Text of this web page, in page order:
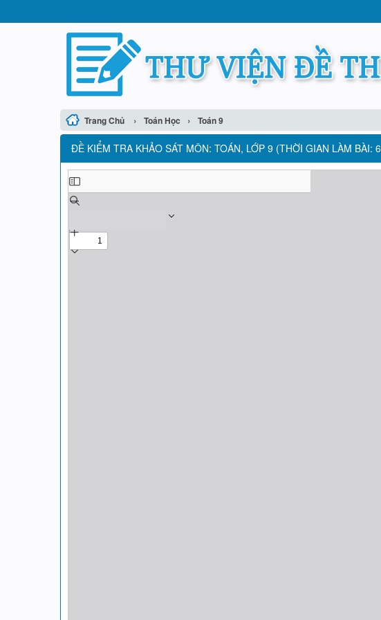
Trang Chủ › Toán Học › Toán 9
ĐỀ KIỂM TRA KHẢO SÁT MÔN: TOÁN, LỚP 9 (THỜI GIAN LÀM BÀI: